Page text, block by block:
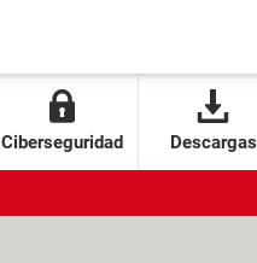
Ciberseguridad Descargas